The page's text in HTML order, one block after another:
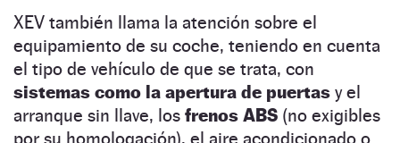
XEV también llama la atención sobre el
equipamiento de su coche, teniendo en cuenta
el tipo de vehículo de que se trata, con
sistemas como la apertura de puertas y el
arranque sin llave, los frenos ABS (no exigibles
por su homologación), el aire acondicionado o